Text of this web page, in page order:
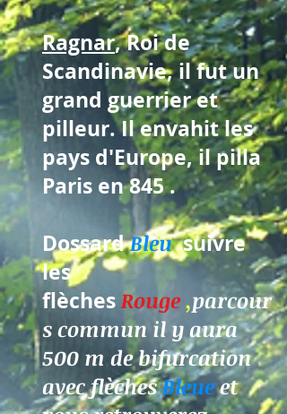
Ragnar, Roi de
Scandinavie, il fut un
grand guerrier et
pilleur. Il envahit les
pays d'Europe, il pilla
Paris en 845 .
DossardBleusuivre
les
flèchesRouge,parcour
s commun il y aura
500 m de bifurcation
avec flèchesBleueet